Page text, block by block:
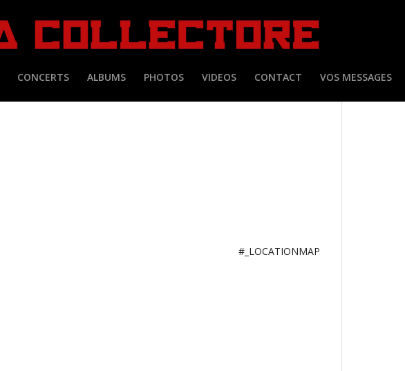
CONCERTS ALBUMS PHOTOS VIDEOS CONTACT VOS MESSAGES
#_LOCATIONMAP